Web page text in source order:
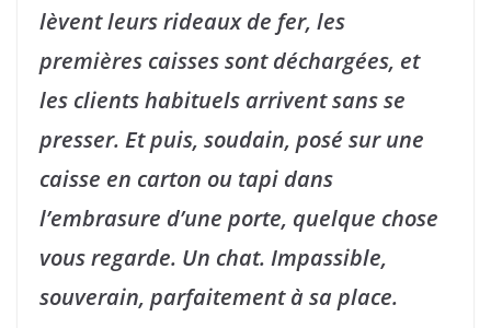
lèvent leurs rideaux de fer, les
premières caisses sont déchargées, et
les clients habituels arrivent sans se
presser. Et puis, soudain, posé sur une
caisse en carton ou tapi dans
l’embrasure d’une porte, quelque chose
vous regarde. Un chat. Impassible,
souverain, parfaitement à sa place.